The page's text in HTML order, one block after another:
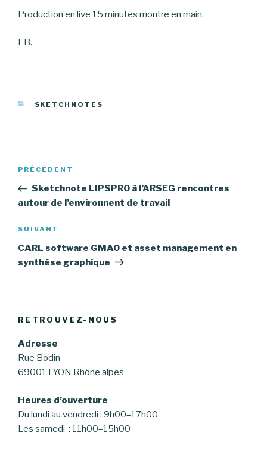
Production en live 15 minutes montre en main.
EB.
CATÉGORIES
SKETCHNOTES
Navigation
l’article
Article
précédent
PRÉCÉDENT
Sketchnote LIPSPRO à l’ARSEG rencontres
autour de l’environnent de travail
Article
suivant
SUIVANT
CARL software GMAO et asset management en
synthése graphique
RETROUVEZ-NOUS
Adresse
Rue Bodin
69001 LYON Rhône alpes
Heures d’ouverture
Du lundi au vendredi : 9h00–17h00
Les samedi : 11h00–15h00